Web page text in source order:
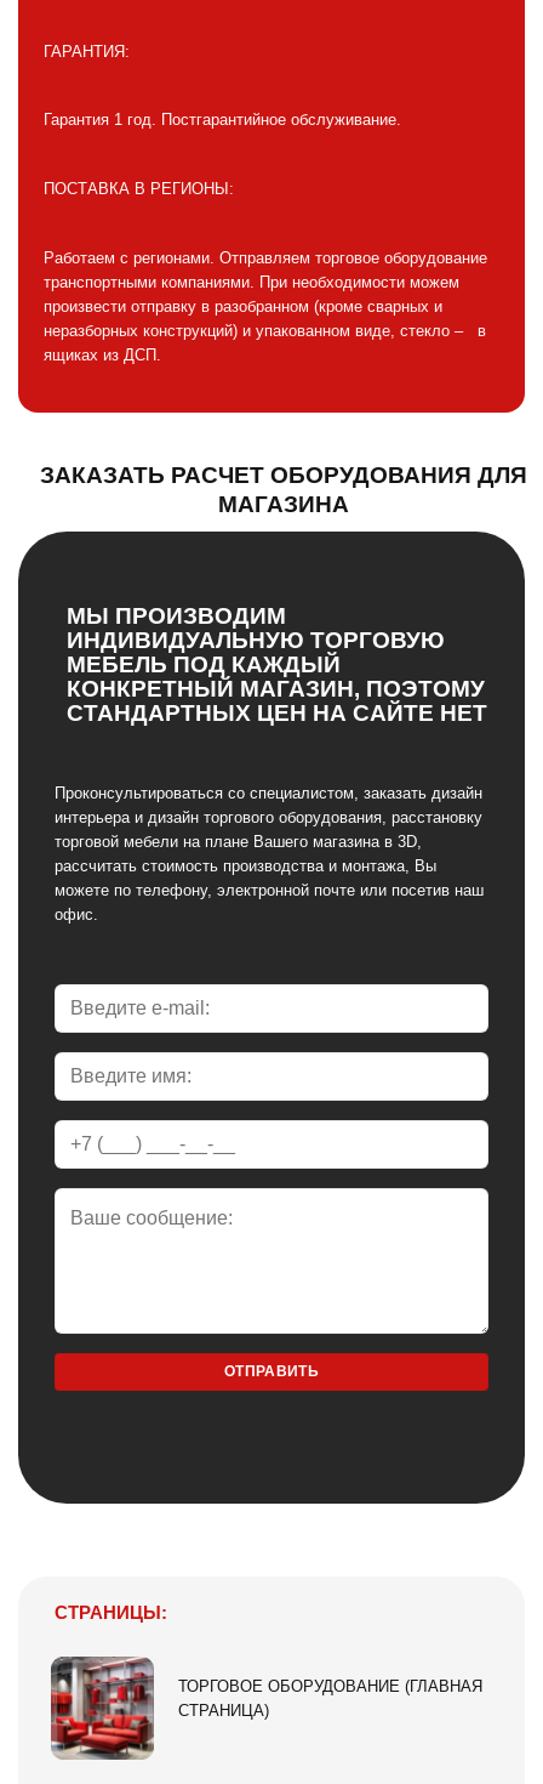
ГАРАНТИЯ:
Гарантия 1 год. Постгарантийное обслуживание.
ПОСТАВКА В РЕГИОНЫ:
Работаем с регионами. Отправляем торговое оборудование
транспортными компаниями. При необходимости можем
произвести отправку в разобранном (кроме сварных и
неразборных конструкций) и упакованном виде, стекло – в
ящиках из ДСП.
ЗАКАЗАТЬ РАСЧЕТ ОБОРУДОВАНИЯ ДЛЯ
МАГАЗИНА
МЫ ПРОИЗВОДИМ
ИНДИВИДУАЛЬНУЮ ТОРГОВУЮ
МЕБЕЛЬ ПОД КАЖДЫЙ
КОНКРЕТНЫЙ МАГАЗИН, ПОЭТОМУ
СТАНДАРТНЫХ ЦЕН НА САЙТЕ НЕТ
Проконсультироваться со специалистом, заказать дизайн
интерьера и дизайн торгового оборудования, расстановку
торговой мебели на плане Вашего магазина в 3D,
рассчитать стоимость производства и монтажа, Вы
можете по телефону, электронной почте или посетив наш
офис.
СТРАНИЦЫ:
ТОРГОВОЕ ОБОРУДОВАНИЕ (ГЛАВНАЯ
СТРАНИЦА)